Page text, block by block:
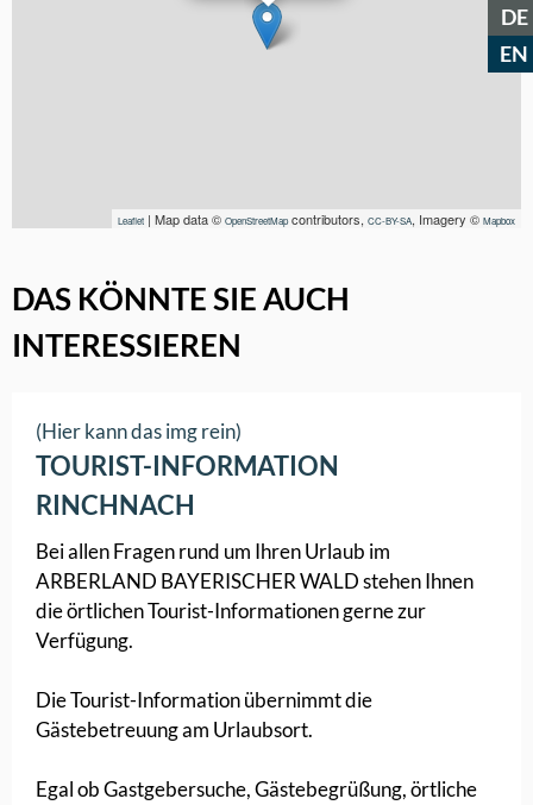
DE
EN
Leaflet | Map data © OpenStreetMapcontributors, CC-BY-SA, Imagery © Mapbox
DAS KÖNNTE SIE AUCH
INTERESSIEREN
(Hier kann das img rein)
TOURIST-INFORMATION
RINCHNACH
Bei allen Fragen rund um Ihren Urlaub im
ARBERLAND BAYERISCHER WALD stehen Ihnen
die örtlichen Tourist-Informationen gerne zur
Verfügung.
Die Tourist-Information übernimmt die
Gästebetreuung am Urlaubsort.
Egal ob Gastgebersuche, Gästebegrüßung, örtliche